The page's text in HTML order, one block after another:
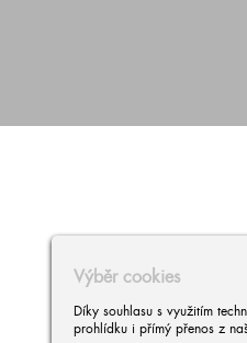
Výběr cookies
Díky souhlasu s využitím
prohlídku i přímý přenos z